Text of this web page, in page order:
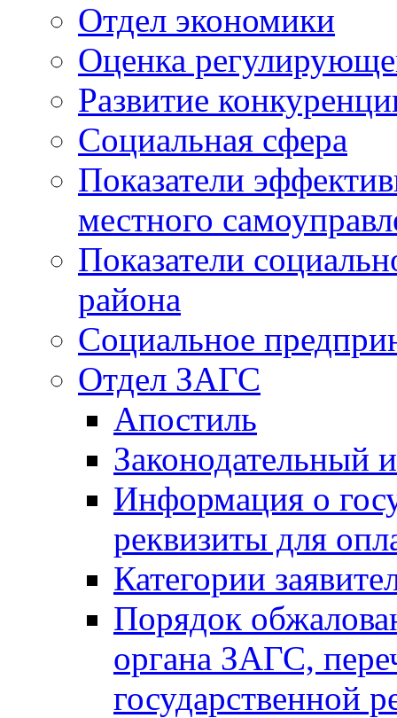
Отдел экономики
Оценка
Развитие
Социальная сфера
Показатели
местного
Показатели
района
Социальное
Отдел ЗАГС
Апостиль
Законодательный
Информация о
реквизиты для
Категории
Порядок
органа ЗАГС,
государственной